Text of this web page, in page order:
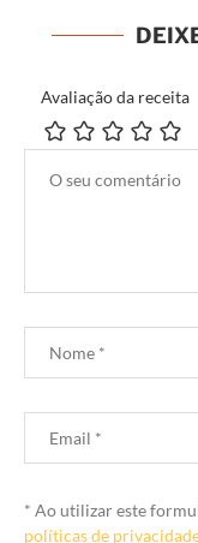
Avaliação da receita
* Ao utilizar este
políticas de